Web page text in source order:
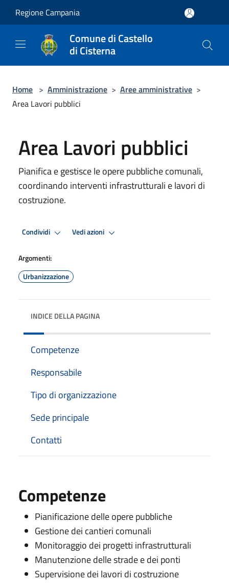
Regione Campania
Comune di Castello
di Cisterna
Home > Amministrazione > Aree amministrative >
Area Lavori pubblici
Area Lavori pubblici
Pianifica e gestisce le opere pubbliche comunali,
coordinando interventi infrastrutturali e lavori di
costruzione.
Condividi Vedi azioni
Argomenti:
Urbanizzazione
INDICE DELLA PAGINA
Competenze
Responsabile
Tipo di organizzazione
Sede principale
Contatti
Competenze
Pianificazione delle opere pubbliche
Gestione dei cantieri comunali
Monitoraggio dei progetti infrastrutturali
Manutenzione delle strade e dei ponti
Supervisione dei lavori di costruzione